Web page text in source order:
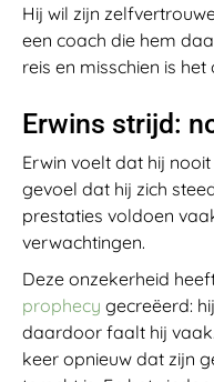
Hij wil zijn
een coach die hem
reis en misschien is
Erwins strijd:
Erwin voelt dat hij
gevoel dat hij zich
prestaties voldoen
verwachtingen.
Deze onzekerheid
prophecy gecreëerd:
daardoor faalt hij
keer opnieuw dat zijn